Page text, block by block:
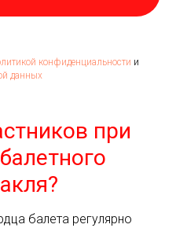
конфиденциальности и
данных
при
балета регулярно